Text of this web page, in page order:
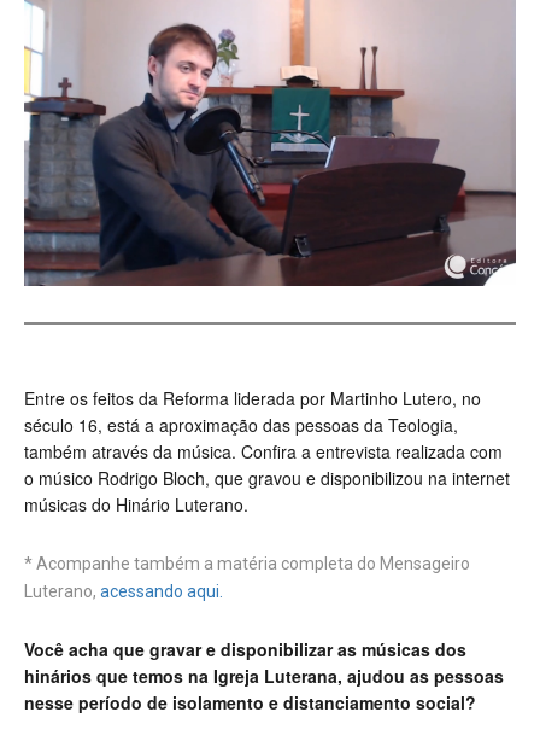
Entre os feitos da Reforma liderada por Martinho Lutero, no
século 16, está a aproximação das pessoas da Teologia,
também através da música. Confira a entrevista realizada com
o músico Rodrigo Bloch, que gravou e disponibilizou na internet
músicas do Hinário Luterano.
* Acompanhe também a matéria completa do Mensageiro
Luterano, acessando aqui.
Você acha que gravar e disponibilizar as músicas dos
hinários que temos na Igreja Luterana, ajudou as pessoas
nesse período de isolamento e distanciamento social?